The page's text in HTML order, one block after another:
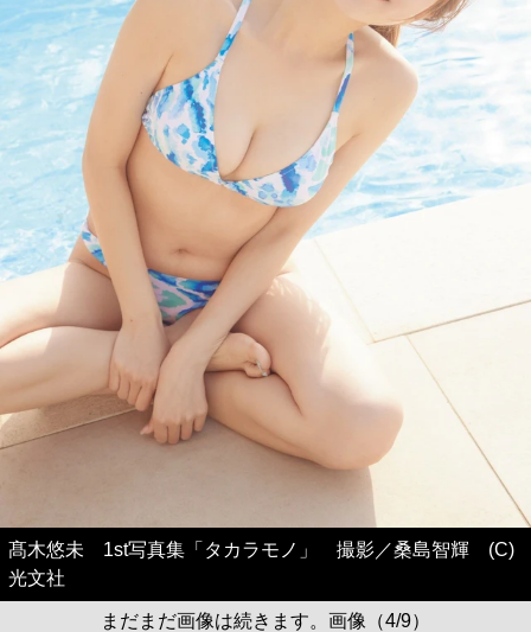
髙木悠未 1st写真集「タカラモノ」 撮影／桑島智輝 (C)
光文社
まだまだ画像は続きます。画像（4/9）